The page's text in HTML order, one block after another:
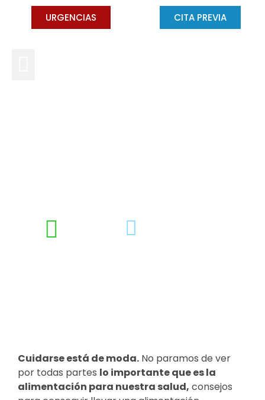
CITA PREVIA
URGENCIAS
Cuidarse está de moda. No paramos de ver
por todas partes lo importante que es la
alimentación para nuestra salud, consejos